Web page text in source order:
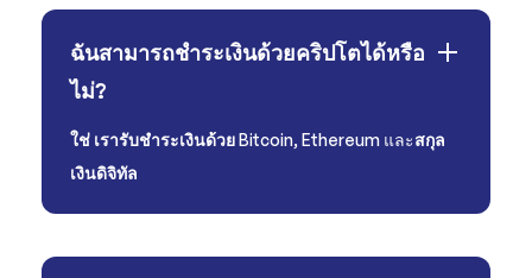
ฉันสามารถชำระเงินด้วยคริปโตได้หรือ
ไม่?
ใช่ เรารับชำระเงินด้วยBitcoin, Ethereum และสกุล
เงินดิจิทัล